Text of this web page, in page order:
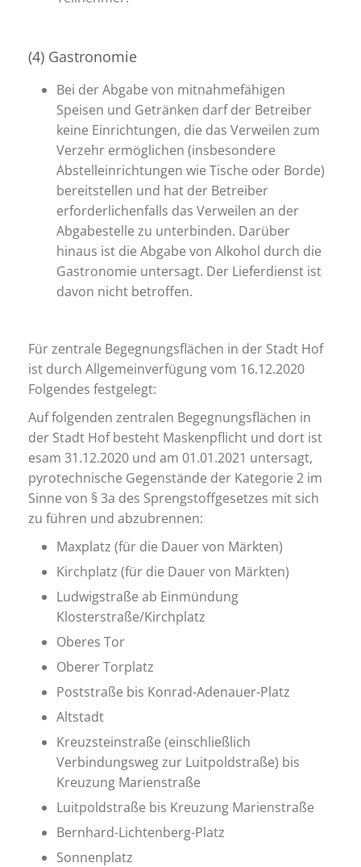
(4) Gastronomie
Bei der Abgabe von mitnahmefähigen
Speisen und Getränken darf der Betreiber
keine Einrichtungen, die das Verweilen zum
Verzehr ermöglichen (insbesondere
Abstelleinrichtungen wie Tische oder Borde)
bereitstellen und hat der Betreiber
erforderlichenfalls das Verweilen an der
Abgabestelle zu unterbinden. Darüber
hinaus ist die Abgabe von Alkohol durch die
Gastronomie untersagt. Der Lieferdienst ist
davon nicht betroffen.
Für zentrale Begegnungsflächen in der Stadt Hof
ist durch Allgemeinverfügung vom 16.12.2020
Folgendes festgelegt:
Auf folgenden zentralen Begegnungsflächen in
der Stadt Hof besteht Maskenpflicht und dort ist
esam 31.12.2020 und am 01.01.2021 untersagt,
pyrotechnische Gegenstände der Kategorie 2 im
Sinne von § 3a des Sprengstoffgesetzes mit sich
zu führen und abzubrennen:
Maxplatz (für die Dauer von Märkten)
Kirchplatz (für die Dauer von Märkten)
Ludwigstraße ab Einmündung
Klosterstraße/Kirchplatz
Oberes Tor
Oberer Torplatz
Poststraße bis Konrad-Adenauer-Platz
Altstadt
Kreuzsteinstraße (einschließlich
Verbindungsweg zur Luitpoldstraße) bis
Kreuzung Marienstraße
Luitpoldstraße bis Kreuzung Marienstraße
Bernhard-Lichtenberg-Platz
Sonnenplatz